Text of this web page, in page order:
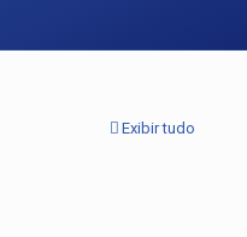
Exibir tudo